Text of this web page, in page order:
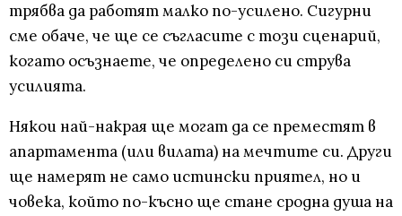
трябва да работят малко по-усилено. Сигурни
сме обаче, че ще се съгласите с този сценарий,
когато осъзнаете, че определено си струва
усилията.
Някои най-накрая ще могат да се преместят в
апартамента (или вилата) на мечтите си. Други
ще намерят не само истински приятел, но и
човека, който по-късно ще стане сродна душа на